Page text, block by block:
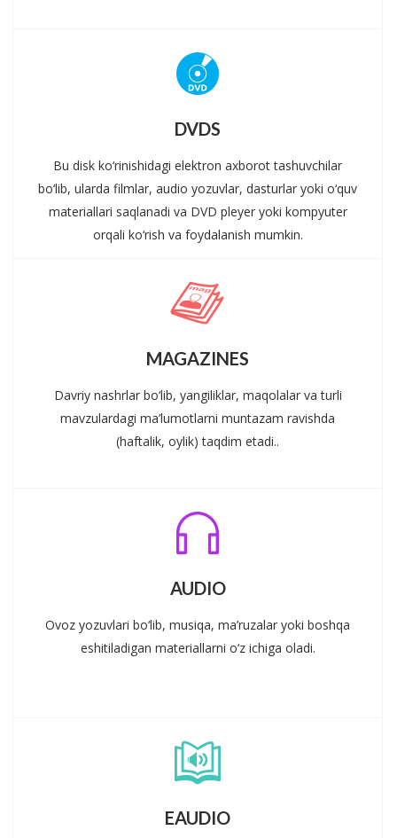
DVDS
Bu disk ko‘rinishidagi elektron axborot tashuvchilar
bo‘lib, ularda filmlar, audio yozuvlar, dasturlar yoki o‘quv
materiallari saqlanadi va DVD pleyer yoki kompyuter
orqali ko‘rish va foydalanish mumkin.
MAGAZINES
Davriy nashrlar bo‘lib, yangiliklar, maqolalar va turli
mavzulardagi ma’lumotlarni muntazam ravishda
(haftalik, oylik) taqdim etadi..
AUDIO
Ovoz yozuvlari bo‘lib, musiqa, ma’ruzalar yoki boshqa
eshitiladigan materiallarni o‘z ichiga oladi.
EAUDIO